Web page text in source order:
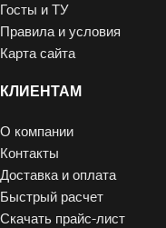
Госты и ТУ
Правила и условия
Карта сайта
КЛИЕНТАМ
О компании
Контакты
Доставка и оплата
Быстрый расчет
Скачать прайс-лист